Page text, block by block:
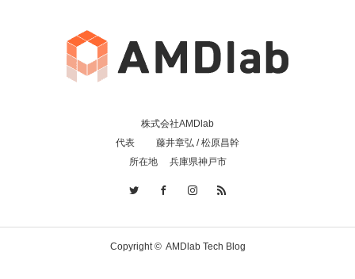
株式会社AMDlab
代表 藤井章弘 / 松原昌幹
所在地 兵庫県神戸市
Copyright © AMDlab Tech Blog